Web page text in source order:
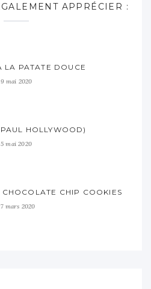
APPRÉCIER :
LA PATATE DOUCE
9 mai 2020
HOLLYWOOD)
5 mai 2020
CHOCOLATE CHIP COOKIES
mars 2020